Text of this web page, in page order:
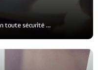
toute sécurité …